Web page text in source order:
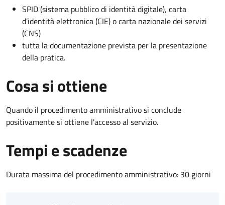
SPID (sistema pubblico di identità digitale), carta
d’identità elettronica (CIE) o carta nazionale dei servizi
(CNS)
tutta la documentazione prevista per la presentazione
della pratica.
Cosa si ottiene
Quando il procedimento amministrativo si conclude
positivamente si ottiene l'accesso al servizio.
Tempi e scadenze
Durata massima del procedimento amministrativo: 30 giorni